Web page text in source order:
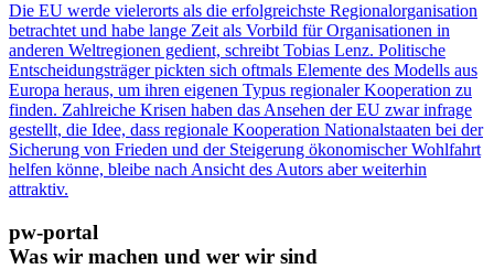
Die EU werde vielerorts als die erfolgreichste Regionalorganisation
betrachtet und habe lange Zeit als Vorbild für Organisationen in
anderen Weltregionen gedient, schreibt Tobias Lenz. Politische
Entscheidungsträger pickten sich oftmals Elemente des Modells aus
Europa heraus, um ihren eigenen Typus regionaler Kooperation zu
finden. Zahlreiche Krisen haben das Ansehen der EU zwar infrage
gestellt, die Idee, dass regionale Kooperation Nationalstaaten bei der
Sicherung von Frieden und der Steigerung ökonomischer Wohlfahrt
helfen könne, bleibe nach Ansicht des Autors aber weiterhin
attraktiv.
pw-portal
Was wir machen und wer wir sind